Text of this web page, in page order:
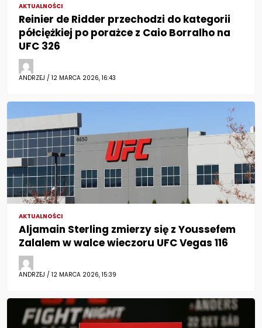
AKTUALNOŚCI
Reinier de Ridder przechodzi do kategorii
półciężkiej po porażce z Caio Borralho na
UFC 326
ANDRZEJ / 12 MARCA 2026, 16:43
AKTUALNOŚCI
Aljamain Sterling zmierzy się z Youssefem
Zalalem w walce wieczoru UFC Vegas 116
ANDRZEJ / 12 MARCA 2026, 15:39